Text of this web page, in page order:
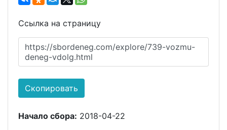
Ссылка на страницу
https://sbordeneg.com/explore/739-vozmu-
deneg-vdolg.html
Скопировать
Начало сбора: 2018-04-22